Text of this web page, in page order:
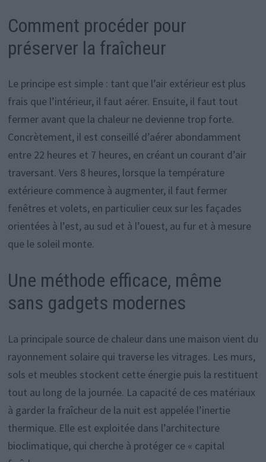
Comment procéder pour
préserver la fraîcheur
Le principe est simple : tant que l’air extérieur est plus
frais que l’intérieur, il faut aérer. Ensuite, il faut tout
fermer avant que la chaleur ne devienne trop forte.
Concrètement, il est conseillé d’aérer abondamment
entre 22 heures et 7 heures, en créant un courant d’air
traversant. Vers 8 heures, lorsque la température
extérieure commence à augmenter, il faut fermer
fenêtres et volets, en particulier ceux sur les façades
orientées à l’est, au sud et à l’ouest, au fur et à mesure
que le soleil monte.
Une méthode efficace, même
sans gadgets modernes
La principale source de chaleur dans une maison vient du
rayonnement solaire qui traverse les vitrages. Les murs,
sols et meubles stockent cette énergie puis la restituent
tout au long de la journée. La capacité de ces matériaux
à garder la fraîcheur de la nuit est appelée l’inertie
thermique. Elle est exploitée dans l’architecture
bioclimatique, qui cherche à protéger ce « capital